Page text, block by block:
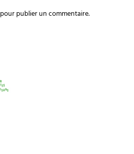
pour publier un commentaire.